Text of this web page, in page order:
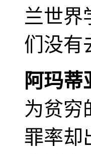
兰世界
们没有
阿玛蒂
为贫穷
罪率却